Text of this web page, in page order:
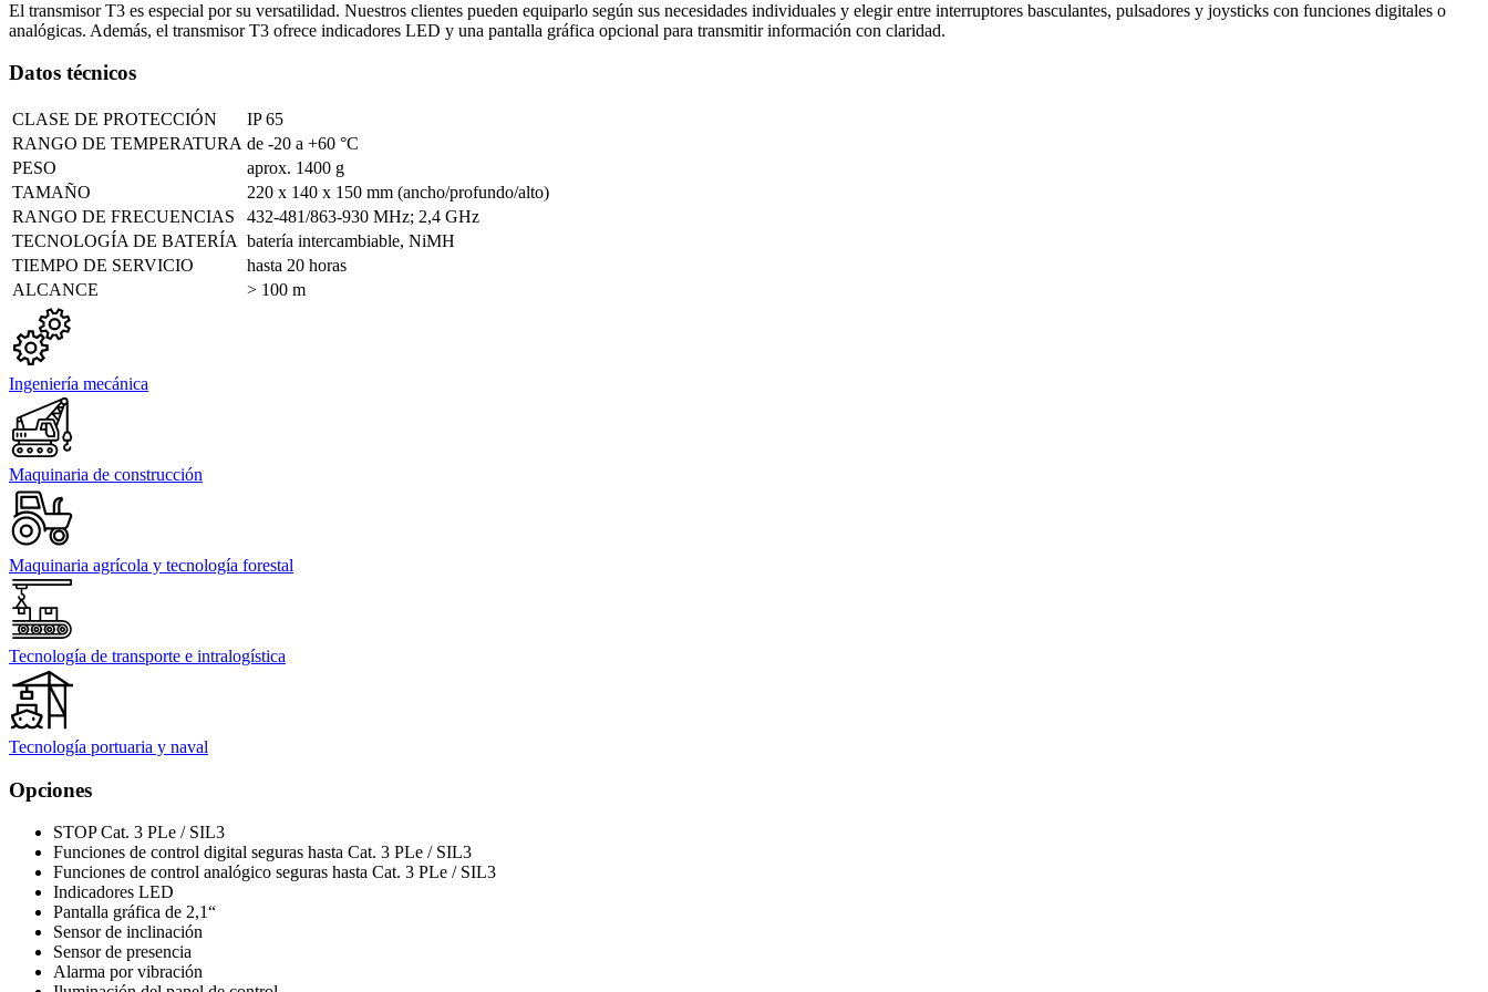
El transmisor T3 es especial por su versatilidad. Nuestros clientes pueden equiparlo según sus necesidades individuales y elegir entre interruptores basculantes, pulsadores y joysticks con funciones digitales o
analógicas. Además, el transmisor T3 ofrece indicadores LED y una pantalla gráfica opcional para transmitir información con claridad.
Datos técnicos
CLASE DE PROTECCIÓN
IP 65
RANGO DE TEMPERATURA de -20 a +60 °C
PESO
aprox. 1400 g
TAMAÑO
220 x 140 x 150 mm (ancho/profundo/alto)
RANGO DE FRECUENCIAS
432-481/863-930 MHz; 2,4 GHz
TECNOLOGÍA DE BATERÍA batería intercambiable, NiMH
TIEMPO DE SERVICIO
hasta 20 horas
ALCANCE
> 100 m
Ingeniería mecánica
Maquinaria de construcción
Maquinaria agrícola y tecnología forestal
Tecnología de transporte e intralogística
Tecnología portuaria y naval
Opciones
STOP Cat. 3 PLe / SIL3
Funciones de control digital seguras hasta Cat. 3 PLe / SIL3
Funciones de control analógico seguras hasta Cat. 3 PLe / SIL3
Indicadores LED
Pantalla gráfica de 2,1“
Sensor de inclinación
Sensor de presencia
Alarma por vibración